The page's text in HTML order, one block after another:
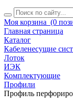
Моя корзина (0
Главная страница
Каталог
Кабеленесущие
Лоток
ИЭК
Комплектующие
Профили
Профиль